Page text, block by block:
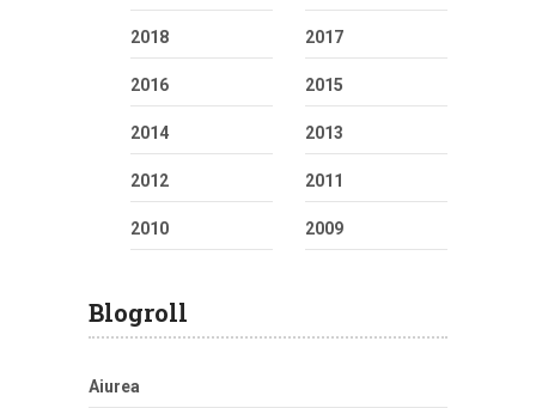
2018 2017
2016 2015
2014 2013
2012 2011
2010 2009
Blogroll
Aiurea